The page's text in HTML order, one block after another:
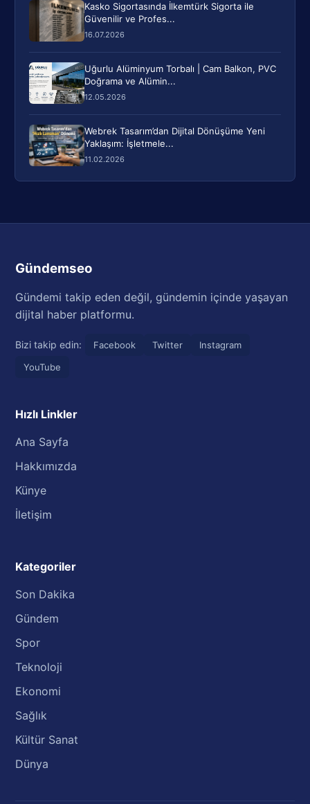
Kasko Sigortasında İlkemtürk Sigorta ile
Güvenilir ve Profes...
16.07.2026
Uğurlu Alüminyum Torbalı | Cam Balkon, PVC
Doğrama ve Alümin...
12.05.2026
Webrek Tasarım’dan Dijital Dönüşüme Yeni
Yaklaşım: İşletmele...
11.02.2026
Gündemseo
Gündemi takip eden değil, gündemin içinde yaşayan
dijital haber platformu.
Bizi takip edin: Facebook Twitter
Instagram
YouTube
Hızlı Linkler
Ana Sayfa
Hakkımızda
Künye
İletişim
Kategoriler
Son Dakika
Gündem
Spor
Teknoloji
Ekonomi
Sağlık
Kültür Sanat
Dünya